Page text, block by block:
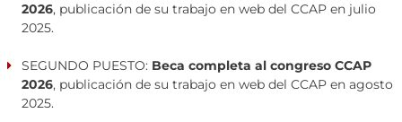
2026, publicación de su trabajo en web del CCAP en julio
2025.
SEGUNDO PUESTO: Beca completa al congreso CCAP
2026, publicación de su trabajo en web del CCAP en agosto
2025.